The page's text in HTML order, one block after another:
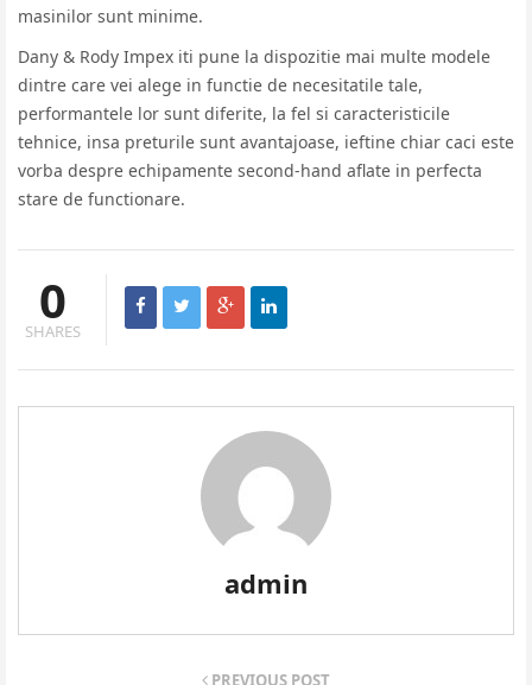
masinilor sunt minime.
Dany & Rody Impex iti pune la dispozitie mai multe modele
dintre care vei alege in functie de necesitatile tale,
performantele lor sunt diferite, la fel si caracteristicile
tehnice, insa preturile sunt avantajoase, ieftine chiar caci este
vorba despre echipamente second-hand aflate in perfecta
stare de functionare.
0
SHARES
admin
PREVIOUS POST